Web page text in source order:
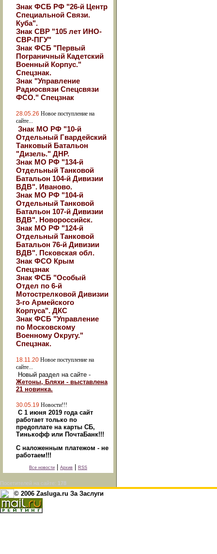
Знак ФСБ РФ "26-й Центр
Специальной Связи.
Куба".
Знак СВР "105 лет ИНО-
СВР-ПГУ"
Знак ФСБ "Первый
Пограничный Кадетский
Военный Корпус."
Спецзнак.
Знак "Управление
Радиосвязи Спецсвязи
ФСО." Спецзнак
28.05.26 Новое поступление на
сайте...
Знак МО РФ "10-й
Отдельный Гвардейский
Танковый Батальон
"Дизель." ДНР.
Знак МО РФ "134-й
Отдельный Танковой
Батальон 104-й Дивизии
ВДВ". Иваново.
Знак МО РФ "104-й
Отдельный Танковой
Батальон 107-й Дивизии
ВДВ". Новороссийск.
Знак МО РФ "124-й
Отдельный Танковой
Батальон 76-й Дивизии
ВДВ". Псковская обл.
Знак ФСО Крым
Спецзнак
Знак ФСБ "Особый
Отдел по 6-й
Мотострелковой Дивизии
3-го Армейского
Корпуса". ДКС
Знак ФСБ "Управление
по Московскому
Военному Округу."
Спецзнак.
18.11.20 Новое поступление на
сайте...
Новый раздел на сайте -
Жетоны, Бляхи - выставлена
21 новинка.
30.05.19 Новости!!!
С 1 июня 2019 года сайт
работает только по
предоплате на карты СБ,
Тинькофф или ПочтаБанк!!!
С наложенным платежом - не
работаем!!!
Все новости Архив RSS
Посетителей на сайте: 178
© 2006 Zasluga.ru За Заслуги